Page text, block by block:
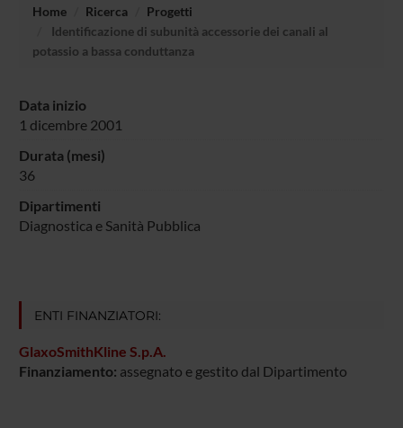
Home Ricerca
Progetti
Identificazione di subunità accessorie dei canali al
potassio a bassa conduttanza
Data inizio
1 dicembre 2001
Durata (mesi)
36
Dipartimenti
Diagnostica e Sanità Pubblica
ENTI FINANZIATORI:
GlaxoSmithKline S.p.A.
Finanziamento: assegnato e gestito dal Dipartimento